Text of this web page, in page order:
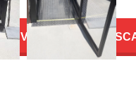
VOTRE MONTE-